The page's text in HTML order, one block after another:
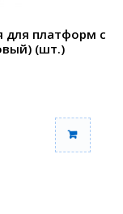
для платформ с
(шт.)